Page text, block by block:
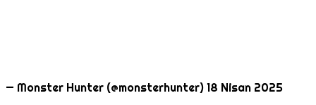
— Monster Hunter (@monsterhunter) 18 Nisan 2025